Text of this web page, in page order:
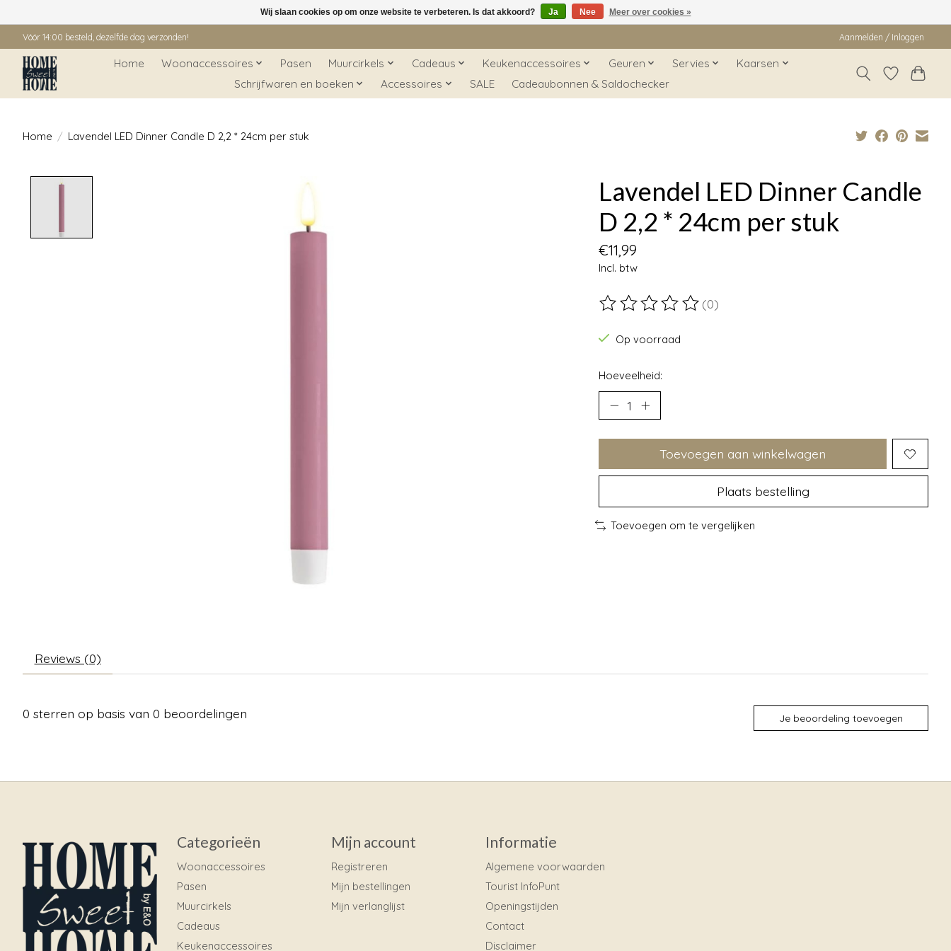
Vóór 14:00 besteld, dezelfde dag verzonden! Aanmelden / Inloggen
Home Woonaccessoires Pasen Muurcirkels Cadeaus Keukenaccessoires Geuren Servies
Kaarsen
Schrijfwaren en boeken
Accessoires SALE Cadeaubonnen & Saldochecker
Home / Lavendel LED Dinner Candle D 2,2 * 24cm per stuk
Lavendel LED Dinner Candle
D 2,2 * 24cm per stuk
€11,99
Incl. btw
De beoordeling van dit product is
(0)
Op voorraad
Hoeveelheid:
Toevoegen aan winkelwagen
Plaats bestelling
Toevoegen om te vergelijken
Reviews (0)
0 sterren op basis van 0 beoordelingen Je beoordeling toevoegen
Categorieën
Woonaccessoires
Pasen
Muurcirkels
Cadeaus
Keukenaccessoires
Mijn account
Registreren
Mijn bestellingen
Mijn verlanglijst
Informatie
Algemene voorwaarden
Tourist InfoPunt
Openingstijden
Contact
Disclaimer
Wij slaan cookies op om onze website te verbeteren. Is dat akkoord? Ja Nee Meer over cookies »